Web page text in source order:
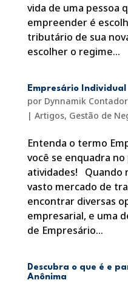
vida de uma pessoa
empreender é
tributário de sua
escolher o regime...
Empresário Individual
por Dynnamik
| Artigos, Gestão de
Entenda o termo
você se enquadra
atividades! Quando
vasto mercado de
encontrar diversas
empresarial, e uma
de Empresário...
Descubra o que é e
Anônima